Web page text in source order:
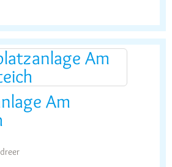
Am